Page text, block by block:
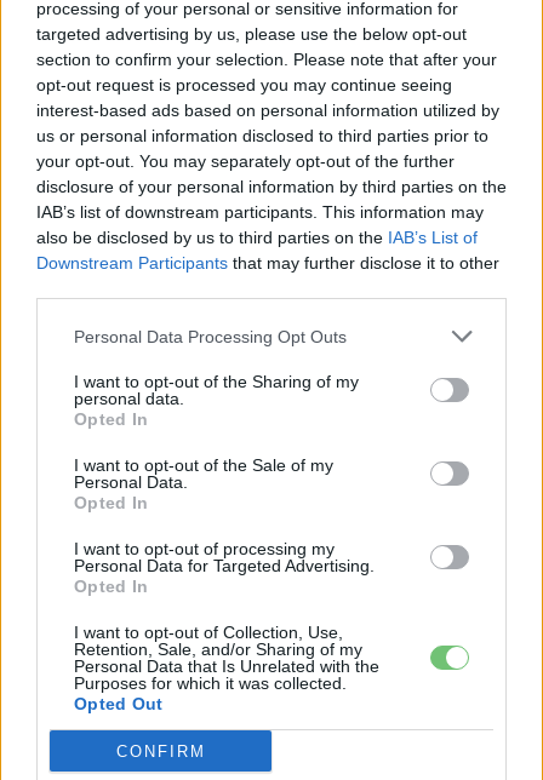
processing of your personal or sensitive information for
targeted advertising by us, please use the below opt-out
section to confirm your selection. Please note that after your
opt-out request is processed you may continue seeing
interest-based ads based on personal information utilized by
us or personal information disclosed to third parties prior to
your opt-out. You may separately opt-out of the further
disclosure of your personal information by third parties on the
IAB’s list of downstream participants. This information may
also be disclosed by us to third parties on the IAB’s List of
Downstream Participants that may further disclose it to other
Personal Data Processing Opt Outs
I want to opt-out of the Sharing of my
personal data.
Opted In
I want to opt-out of the Sale of my
Personal Data.
Opted In
I want to opt-out of processing my
Personal Data for Targeted Advertising.
Opted In
I want to opt-out of Collection, Use,
Retention, Sale, and/or Sharing of my
Personal Data that Is Unrelated with the
Purposes for which it was collected.
Opted Out
CONFIRM
Eriqo 2019-08-25
Sajnos csak egy kis részlet látható a képen, de az is sok izgalmat
sejtet a Cupra Concept belteréről.
Tisztán elektromos modellel bővül a
Cupra család?
2019-07-23 0 hozzászólás
Ezúttal egy közúti és tisztán elektromos Cupra jöhet!